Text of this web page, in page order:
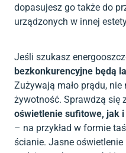
dopasujesz go także do
urządzonych w innej
Jeśli szukasz
bezkonkurencyjne będą
Zużywają mało prądu,
żywotność. Sprawdzą się
oświetlenie sufitowe, jak
– na przykład w formie
ścianie. Jasne